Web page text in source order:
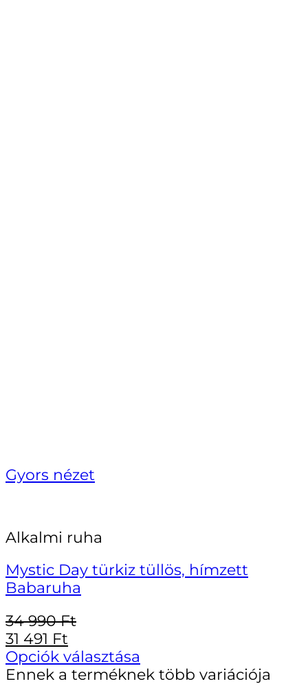
Gyors nézet
Alkalmi ruha
Mystic Day türkiz tüllös, hímzett
Babaruha
34 990Ft
31 491 Ft
Opciók választása
Ennek a terméknek több variációja